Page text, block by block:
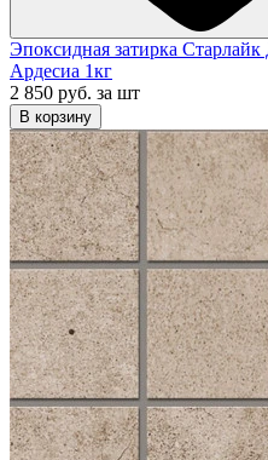
Эпоксидная затирка
Ардесиа 1кг
2 850 руб. за шт
В корзину